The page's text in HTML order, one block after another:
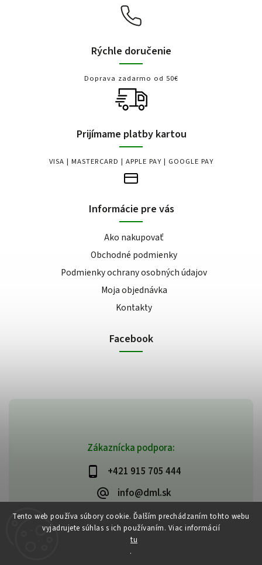
Tento web používa súbory cookie. Ďalším prechádzaním tohto webu
vyjadrujete súhlas s ich používaním. Viac informácií
tu
.
Zákaznícka podpora:
+421 915 705 444
info@dml.sk
Rýchle doručenie
Doprava zadarmo od 50€
Prijímame platby kartou
VISA | MASTERCARD | APPLE PAY | GOOGLE PAY
Informácie pre vás
Ako nakupovať
Obchodné podmienky
Podmienky ochrany osobných údajov
Moja objednávka
Kontakty
Facebook